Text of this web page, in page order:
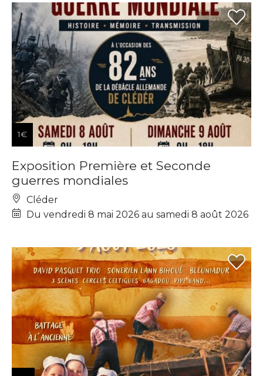
1€
Exposition Première et Seconde
guerres mondiales
Cléder
Du vendredi 8 mai 2026 au samedi 8 août 2026